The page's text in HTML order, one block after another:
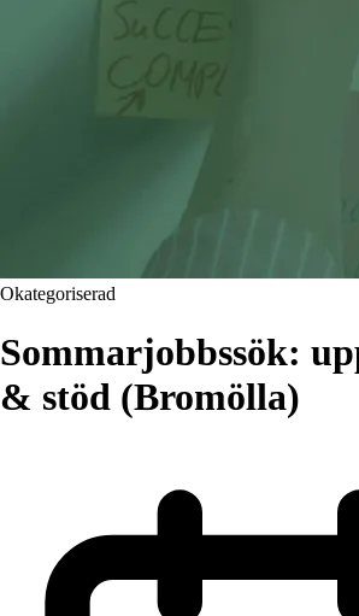
Okategoriserad
Sommarjobbssök:
& stöd (Bromölla)